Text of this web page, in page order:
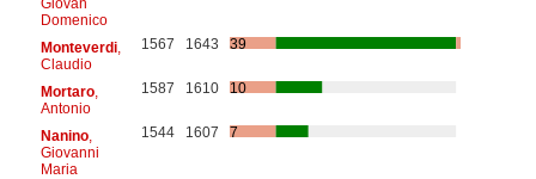
Domenico
Monteverdi,
Claudio
1567 1643 39
Mortaro,
Antonio
1587 1610 10
Nanino,
Giovanni
Maria
1544 1607 7